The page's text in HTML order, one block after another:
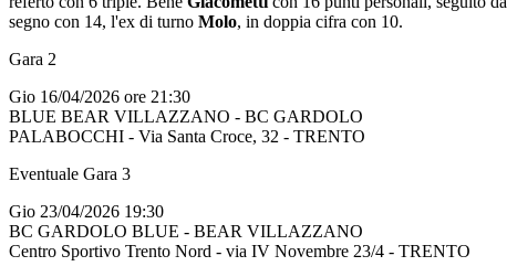
segno con 14, l'ex di turno Molo, in doppia cifra con 10.
Gara 2
Gio 16/04/2026 ore 21:30
BLUE BEAR VILLAZZANO - BC GARDOLO
PALABOCCHI - Via Santa Croce, 32 - TRENTO
Eventuale Gara 3
Gio 23/04/2026 19:30
BC GARDOLO BLUE - BEAR VILLAZZANO
Centro Sportivo Trento Nord - via IV Novembre 23/4 - TRENTO